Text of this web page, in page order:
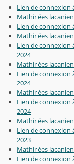
Lien de connexion
Mathinées
Lien de connexion
Mathinées
Lien de connexion
2024
Mathinées
Lien de connexion
2024
Mathinées
Lien de connexion
2024
Mathinées
Lien de connexion
2023
Mathinées
Lien de connexion